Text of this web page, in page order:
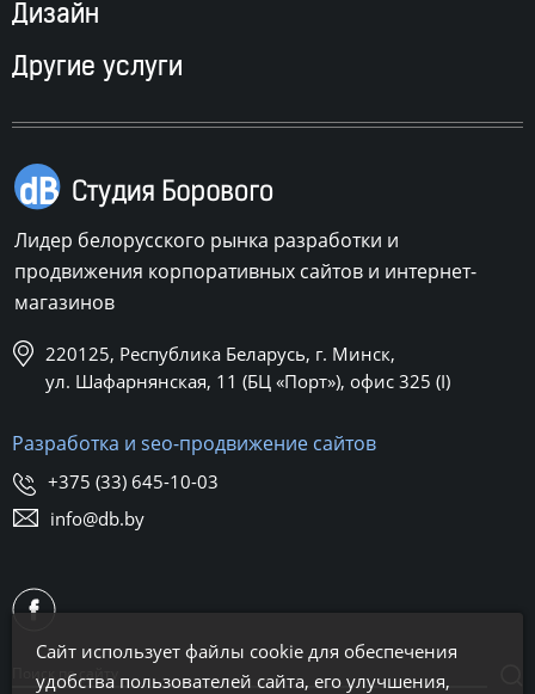
Дизайн
Другие услуги
Лидер белорусского рынка разработки и
продвижения корпоративных сайтов и интернет-
магазинов
220125, Республика Беларусь, г. Минск,
ул. Шафарнянская, 11 (БЦ «Порт»), офис 325 (I)
Разработка и seo-продвижение сайтов
+375 (33) 645-10-03
info@db.by
Сайт использует файлы cookie для обеспечения
удобства пользователей сайта, его улучшения,